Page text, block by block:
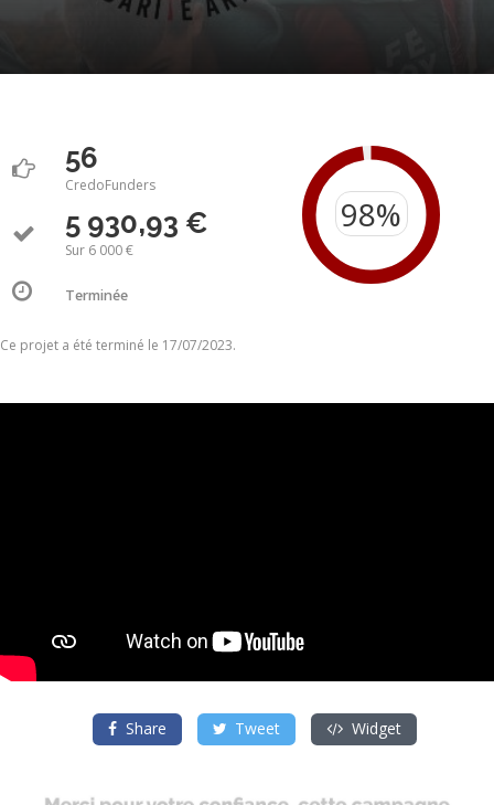
56
CredoFunders
5 930,93 €
Sur 6 000 €
Terminée
Ce projet a été terminé le 17/07/2023.
Share Tweet Widget